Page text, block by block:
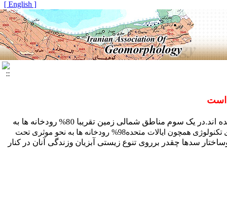
[ English ]
است
فعالیتهای انسانی به نحو قابل ملاحظه ای باعث دگرگونی درشکل و فرایندهای رودخانه های کره زمین شده اند.در یک سوم مناطق شمالی زمین تقریبا 80% رودخانه ها به
(1994)، در حالی که درکشورهای پیشرفته دارای تکنولوژی همچون ایالات متحده98% رودخانه ها به نحو موثری تحت
سدها چقدر برروی تنوع زیستی آبزیان وزندگی آنان در کنار